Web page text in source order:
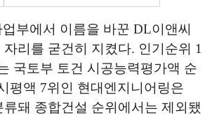
부에서 이름을 바꾼 DL이앤씨
리를 굳건히 지켰다. 인기순위 1
국토부 토건 시공능력평가액 순
평액 7위인 현대엔지니어링은
돼 종합건설 순위에서는 제외됐